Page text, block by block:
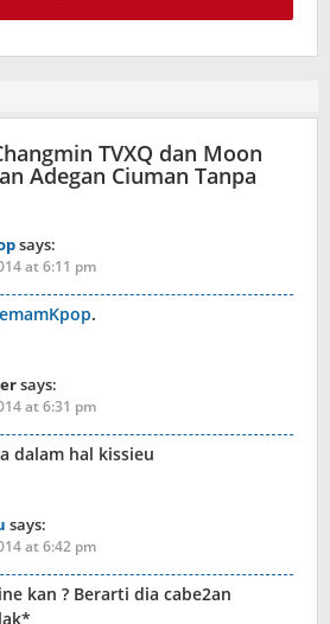
TVXQ dan Moon
Adegan Ciuman Tanpa
says:
at 6:11 pm
.
says:
at 6:31 pm
dalam hal kissieu
says:
at 6:42 pm
kan ? Berarti dia cabe2an